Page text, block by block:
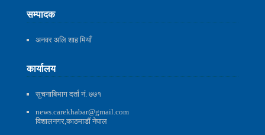
सम्पादक
अनवर अलि शाह मियाँ
कार्यालय
सुचनाबिभाग दर्ता नं. ७७१
news.carekhabar@gmail.com
विशालनगर,काठमाडौं नेपाल